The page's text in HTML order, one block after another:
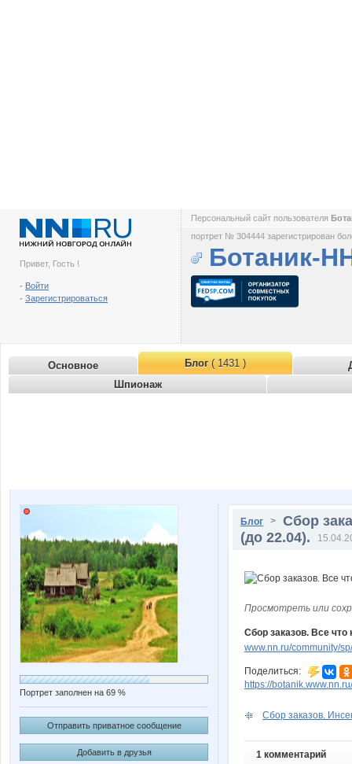
Привет, Гость !
- Войти
- Зарегистрироваться
Персональный сайт пользователя
портрет № 304444 зарегистрирован
Ботаник-
Основное Блог( 1431 )
Шпионаж
Портрет заполнен на 69 %
Отправить приватное сообщение
Добавить в друзья
Блог > Сбор
(до 22.04).
Просмотреть или
Сбор заказов. Все что
www.nn.ru/community/
Поделиться:
https://
Сбор заказов.
1 комментарий